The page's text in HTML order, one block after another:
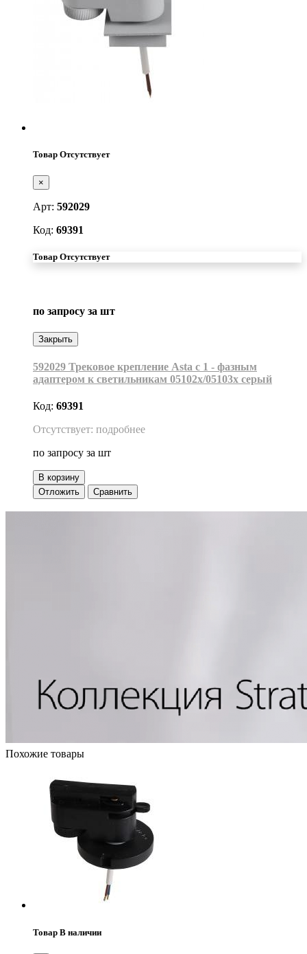
Товар Отсутствует
×
Арт: 592029
Код: 69391
Товар Отсутствует
по запросу за шт
Закрыть
592029 Трековое крепление Asta с 1 - фазным
адаптером к светильникам 05102х/05103х серый
Код: 69391
Отсутствует: подробнее
по запросу за шт
В корзину
Отложить
Сравнить
Похожие товары
Товар В наличии